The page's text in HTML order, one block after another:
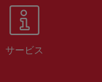
サービス